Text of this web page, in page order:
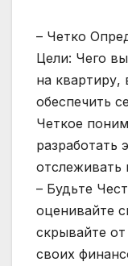
– Четко
Цели: Чего
на квартиру,
обеспечить
Четкое
разработать
отслеживать
– Будьте
оценивайте
скрывайте
своих